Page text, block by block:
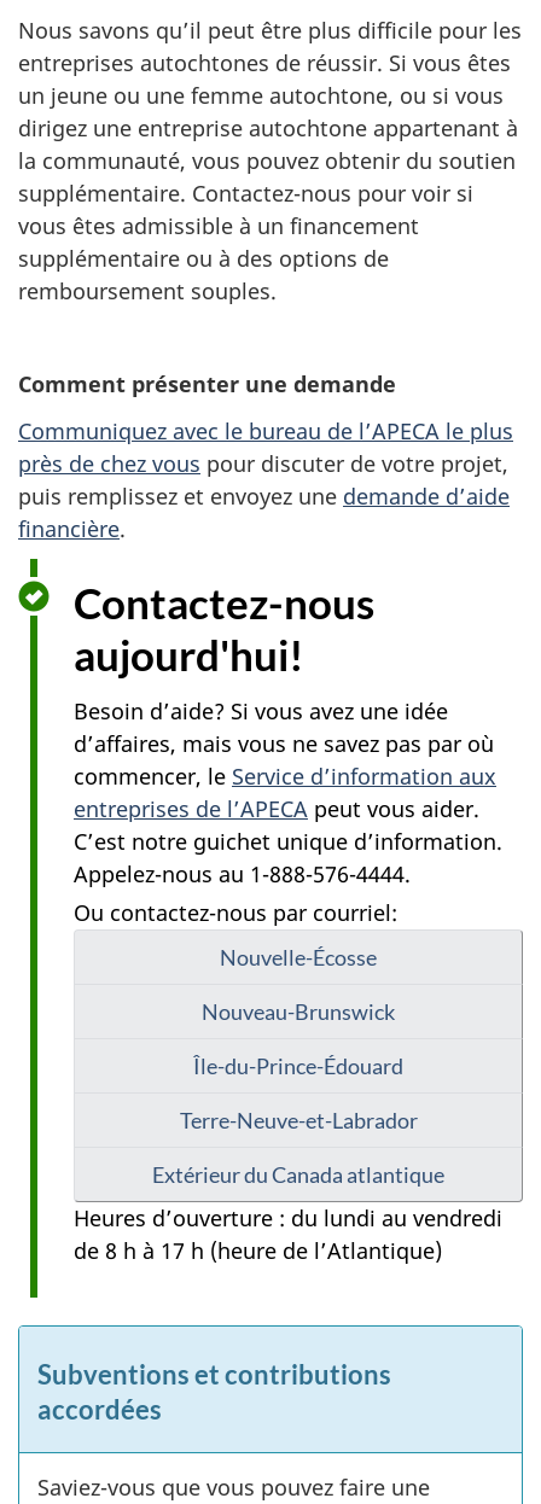
Nous savons qu’il peut être plus difficile pour les
entreprises autochtones de réussir. Si vous êtes
un jeune ou une femme autochtone, ou si vous
dirigez une entreprise autochtone appartenant à
la communauté, vous pouvez obtenir du soutien
supplémentaire. Contactez-nous pour voir si
vous êtes admissible à un financement
supplémentaire ou à des options de
remboursement souples.
Comment présenter une demande
Communiquez avec le bureau de l’APECA le plus
près de chez vous pour discuter de votre projet,
puis remplissez et envoyez une demande d’aide
financière.
Contactez-nous
aujourd'hui!
Besoin d’aide? Si vous avez une idée
d’affaires, mais vous ne savez pas par où
commencer, le Service d’information aux
entreprises de l’APECA peut vous aider.
C’est notre guichet unique d’information.
Appelez-nous au 1-888-576-4444.
Ou contactez-nous par courriel:
Nouvelle-Écosse
Nouveau-Brunswick
Île-du-Prince-Édouard
Terre-Neuve-et-Labrador
Extérieur du Canada atlantique
Heures d’ouverture : du lundi au vendredi
de 8 h à 17 h (heure de l’Atlantique)
Subventions et contributions
accordées
Saviez-vous que vous pouvez faire une